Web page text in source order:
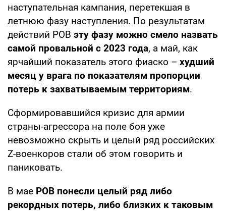
наступательная кампания, перетекшая в
летнюю фазу наступления. По результатам
действий РОВ эту фазу можно смело назвать
самой провальной с 2023 года, а май, как
ярчайший показатель этого фиаско – худший
месяц у врага по показателям пропорции
потерь к захватываемым территориям.
Сформировавшийся кризис для армии
страны-агрессора на поле боя уже
невозможно скрыть и целый ряд российских
Z-военкоров стали об этом говорить и
паниковать.
В мае РОВ понесли целый ряд либо
рекордных потерь, либо близких к таковым